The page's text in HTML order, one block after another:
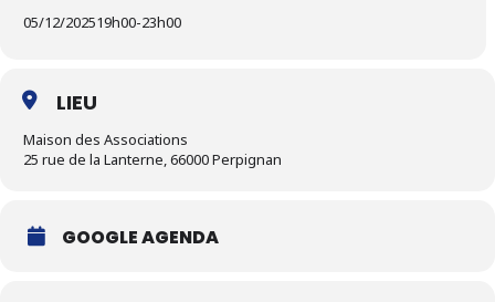
05/12/202519h00-23h00
LIEU
Maison des Associations
25 rue de la Lanterne, 66000 Perpignan
GOOGLE AGENDA